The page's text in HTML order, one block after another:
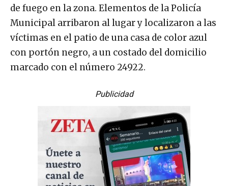
de fuego en la zona. Elementos de la Policía
Municipal arribaron al lugar y localizaron a las
víctimas en el patio de una casa de color azul
con portón negro, a un costado del domicilio
marcado con el número 24922.
Publicidad